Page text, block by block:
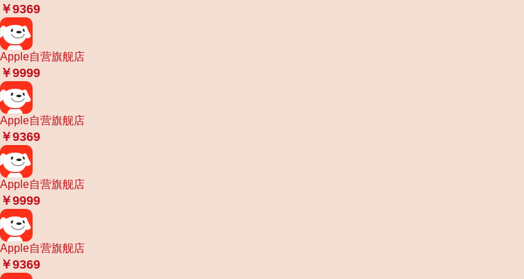
￥9369
Apple自营旗舰店
￥9999
Apple自营旗舰店
￥9369
Apple自营旗舰店
￥9999
Apple自营旗舰店
￥9369